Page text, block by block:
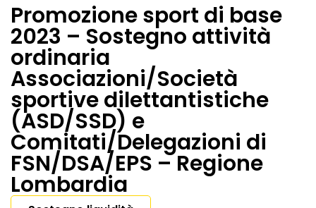
Promozione sport di base
2023 – Sostegno attività
ordinaria
Associazioni/Società
sportive dilettantistiche
(ASD/SSD) e
Comitati/Delegazioni di
FSN/DSA/EPS – Regione
Lombardia